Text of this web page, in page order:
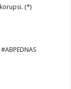
(*)